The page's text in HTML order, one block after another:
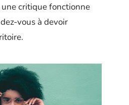
critique fonctionne
vous à devoir